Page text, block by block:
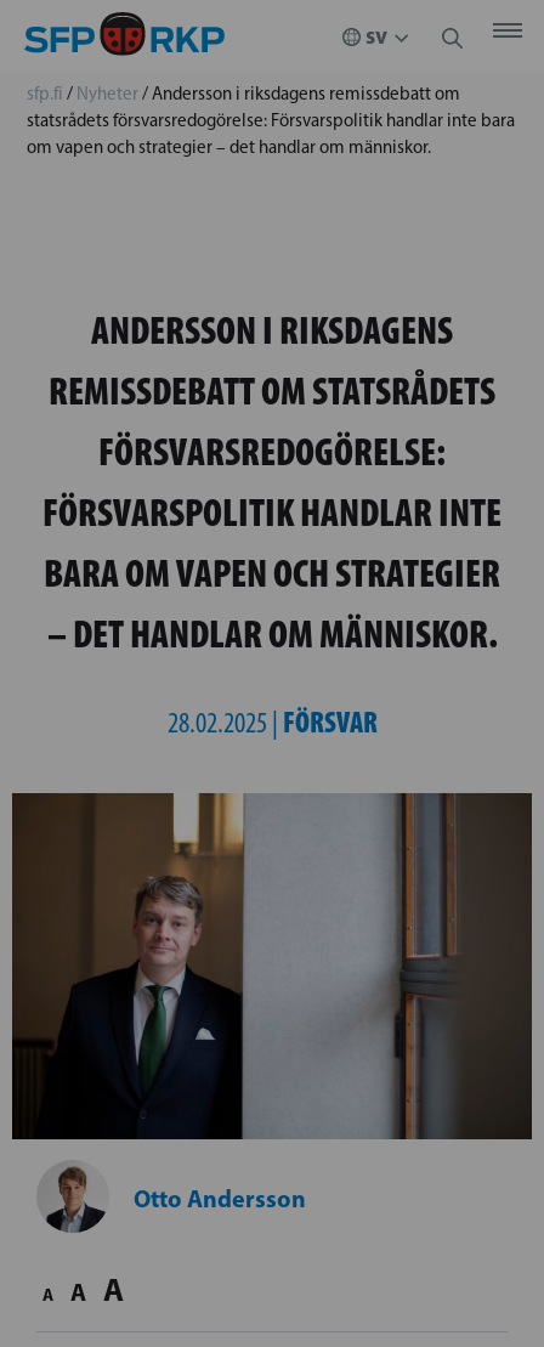
sfp.fi / Nyheter/Andersson i riksdagens remissdebatt om
statsrådets försvarsredogörelse: Försvarspolitik handlar inte bara
om vapen och strategier – det handlar om människor.
ANDERSSON I RIKSDAGENS
REMISSDEBATT OM STATSRÅDETS
FÖRSVARSREDOGÖRELSE:
FÖRSVARSPOLITIK HANDLAR INTE
BARA OM VAPEN OCH STRATEGIER
– DET HANDLAR OM MÄNNISKOR.
28.02.2025 | FÖRSVAR
Otto Andersson
A A A